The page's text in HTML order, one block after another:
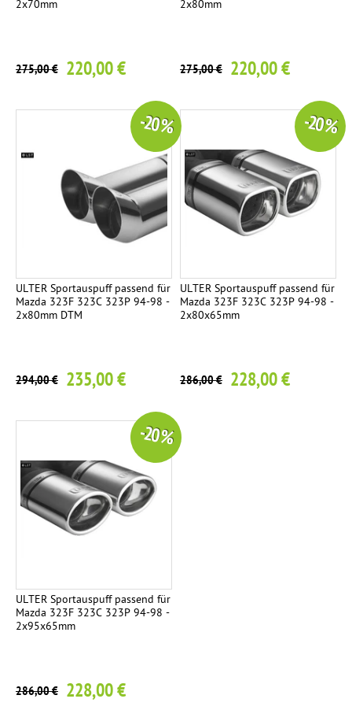
2x70mm
275,00 € 220,00 €
2x80mm
275,00 € 220,00 €
ULTER Sportauspuff passend für
Mazda 323F 323C 323P 94-98 -
2x80mm DTM
294,00 € 235,00 €
-20 %
ULTER Sportauspuff passend für
Mazda 323F 323C 323P 94-98 -
2x80x65mm
286,00 € 228,00 €
-20 %
ULTER Sportauspuff passend für
Mazda 323F 323C 323P 94-98 -
2x95x65mm
286,00 € 228,00 €
-20 %